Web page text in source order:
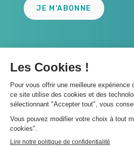
JE M'ABONNE
A propos 👇